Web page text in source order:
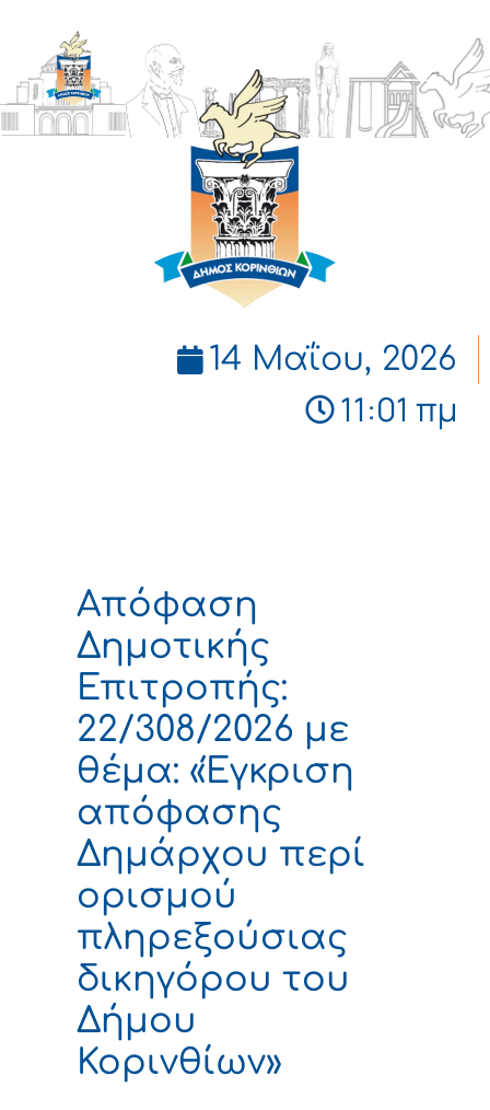
ΔΗΜΟΣ
ΚΟΡΙΝΘΙΩΝ
14 Μαΐου, 2026
11:01 πμ
Απόφαση
Δημοτικής
Επιτροπής:
22/308/2026 με
θέμα: «Έγκριση
απόφασης
Δημάρχου περί
ορισμού
πληρεξούσιας
δικηγόρου του
Δήμου
Κορινθίων»